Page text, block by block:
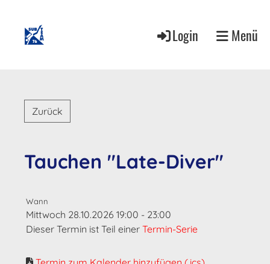
Login Menü
Zurück
Tauchen "Late-Diver"
Wann
Mittwoch 28.10.2026 19:00 - 23:00
Dieser Termin ist Teil einer Termin-Serie